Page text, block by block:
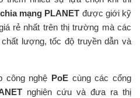
mạng PLANET được giới kỹ
rẻ nhất trên thị trường mà các
lượng, tốc độ truyền dẫn và
công nghệ PoE cùng các cổng
nghiên cứu và đưa ra thị